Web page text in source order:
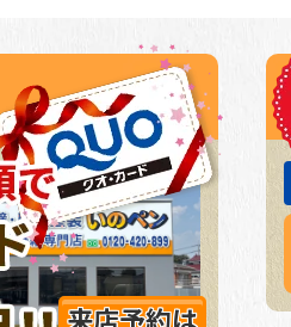
来店予約は